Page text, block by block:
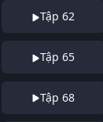
Tập 62
Tập 65
Tập 68